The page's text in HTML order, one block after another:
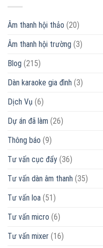
Âm thanh hội thảo (20)
Âm thanh hội trường (3)
Blog (215)
Dàn karaoke gia đình (3)
Dịch Vụ (6)
Dự án đã làm (26)
Thông báo (9)
Tư vấn cục đẩy (36)
Tư vấn dàn âm thanh (35)
Tư vấn loa (51)
Tư vấn micro (6)
Tư vấn mixer (16)